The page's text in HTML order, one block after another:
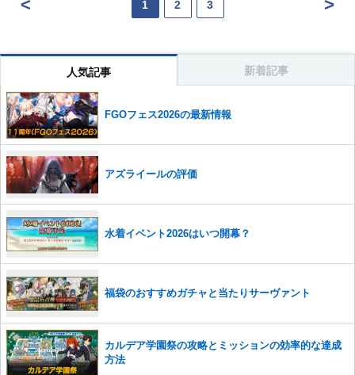
< 1 2 3 >
人気記事 新着記事
FGOフェス2026の最新情報
アズライールの評価
水着イベント2026はいつ開幕？
福袋のおすすめガチャと当たりサーヴァント
カルデア学園祭の攻略とミッションの効率的な達成
方法